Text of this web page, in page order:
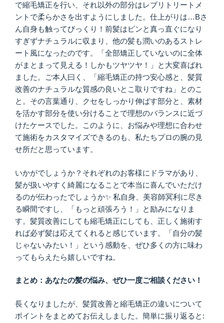
で縮毛矯正を行い、それ以外の部分はレブリトリートメ
ントで柔らかさを出すようにしました。仕上がりは…Bさ
ん自身も触ってびっくり！前髪はピンと真っ直ぐになり
すぎずナチュラルに収まり、他の髪も潤いのあるストレ
ート風になったのです。「全部矯正していないのに全体
がまとまって見える！しかもツヤツヤ！」と大変喜ばれ
ました。ご本人曰く、「縮毛矯正の持つ安心感と、髪質
改善のナチュラルな質感の良いとこ取りですね」とのこ
と。その言葉通り、クセをしっかり伸ばす部分と、素材
を活かす部分を使い分けることで理想のバランスに近づ
けたケースでした。このように、お悩みや理想に合わせ
て施術をカスタマイズできるのも、私たちプロの腕の見
せ所だと思っています。
いかがでしょうか？それぞれのお客様にドラマがあり、
髪が扱いやすく綺麗になることで本当に喜んでいただけ
るのが伝わったでしょうか✨ 私自身、美容師冥利に尽き
る瞬間ですし、「もっと頑張ろう！」と励みになりま
す。髪質改善にしても縮毛矯正にしても、正しく施術す
れば必ず髪は応えてくれると感じています。「自分の髪
じゃないみたい！」という感動を、ぜひ多くの方に味わ
ってもらえたら嬉しいですね。
まとめ：あなたの髪の悩み、ぜひ一度ご相談ください！
長くなりましたが、髪質改善と縮毛矯正の違いについて
ポイントをまとめてお伝えしました。簡単に振り返ると: